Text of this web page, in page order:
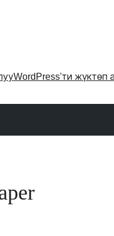
WordPress'ти жүктөп